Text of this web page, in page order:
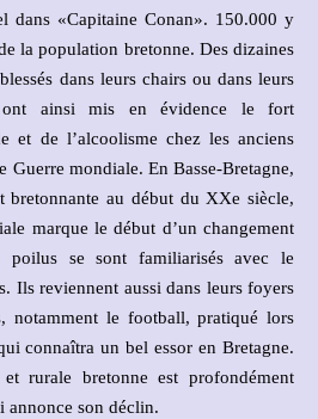
dans «Capitaine Conan». 150.000 y
la population bretonne. Des dizaines
dans leurs chairs ou dans leurs
ont ainsi mis en évidence le fort
et de l’alcoolisme chez les anciens
Guerre mondiale. En Basse-Bretagne,
bretonnante au début du XXe siècle,
marque le début d’un changement
poilus se sont familiarisés avec le
Ils reviennent aussi dans leurs foyers
notamment le football, pratiqué lors
connaîtra un bel essor en Bretagne.
rurale bretonne est profondément
annonce son déclin.